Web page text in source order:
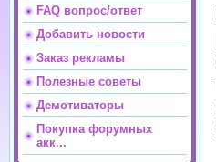
FAQ вопрос/ответ
Добавить новости
Заказ рекламы
Полезные советы
Демотиваторы
Покупка форумных
акк...